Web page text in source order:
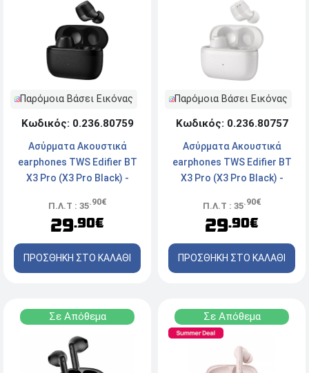
Παρόμοια Βάσει Εικόνας
Κωδικός: 0.236.80759
Ασύρματα Ακουστικά
earphones TWS Edifier BT
X3 Pro (X3 Pro Black) -
φόρτισης - Black
Π.Λ.Τ : 35.90€
29.90€
ΠΡΟΣΘΗΚΗ ΣΤΟ ΚΑΛΑΘΙ
Παρόμοια Βάσει Εικόνας
Κωδικός: 0.236.80757
Ασύρματα Ακουστικά
earphones TWS Edifier BT
X3 Pro (X3 Pro Black) -
φόρτισης - Gray
Π.Λ.Τ : 35.90€
29.90€
ΠΡΟΣΘΗΚΗ ΣΤΟ ΚΑΛΑΘΙ
Σε Απόθεμα Σε Απόθεμα